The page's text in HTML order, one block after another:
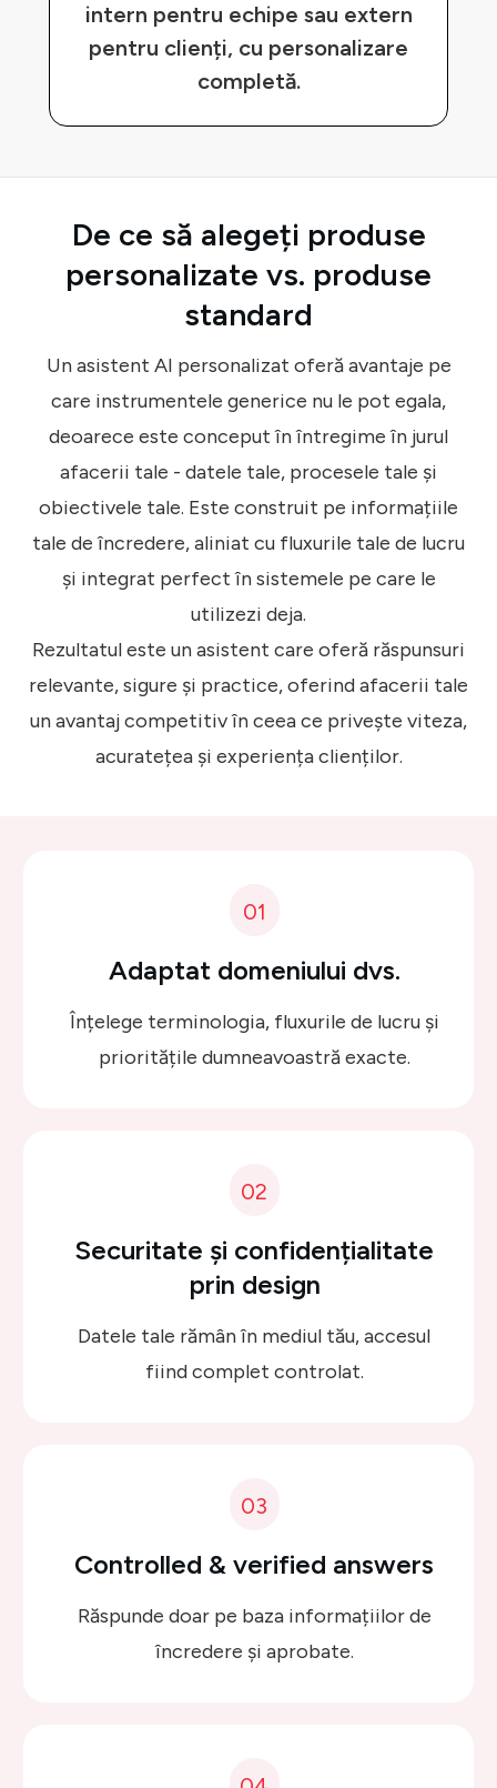
intern pentru echipe sau extern
pentru clienți, cu personalizare
completă.
De ce să alegeți produse
personalizate vs. produse
standard
Un asistent AI personalizat oferă avantaje pe
care instrumentele generice nu le pot egala,
deoarece este conceput în întregime în jurul
afacerii tale - datele tale, procesele tale și
obiectivele tale. Este construit pe informațiile
tale de încredere, aliniat cu fluxurile tale de lucru
și integrat perfect în sistemele pe care le
utilizezi deja.
Rezultatul este un asistent care oferă răspunsuri
relevante, sigure și practice, oferind afacerii tale
un avantaj competitiv în ceea ce privește viteza,
acuratețea și experiența clienților.
01
Adaptat domeniului dvs.
Înțelege terminologia, fluxurile de lucru și
prioritățile dumneavoastră exacte.
02
Securitate și confidențialitate
prin design
Datele tale rămân în mediul tău, accesul
fiind complet controlat.
03
Controlled & verified answers
Răspunde doar pe baza informațiilor de
încredere și aprobate.